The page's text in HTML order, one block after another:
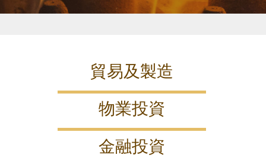
貿易及製造
物業投資
金融投資